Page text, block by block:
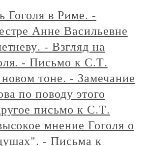
Гоголя в Риме. -
Анне Васильевне
- Взгляд на
- Письмо к С.Т.
тоне. - Замечание
по поводу этого
письмо к С.Т.
мнение Гоголя о
- Письма к